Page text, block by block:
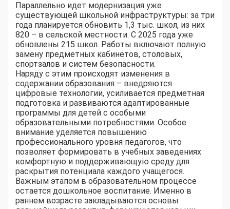
Параллельно идет модернизация уже
существующей школьной инфраструктуры: за три
года планируется обновить 1,3 тыс. школ, из них
820 – в сельской местности. С 2025 года уже
обновлены 215 школ. Работы включают полную
замену предметных кабинетов, столовых,
спортзалов и систем безопасности.
Наряду с этим происходят изменения в
содержании образования – внедряются
цифровые технологии, усиливается предметная
подготовка и развиваются адаптированные
программы для детей с особыми
образовательными потребностями. Особое
внимание уделяется повышению
профессионального уровня педагогов, что
позволяет формировать в учебных заведениях
комфортную и поддерживающую среду для
раскрытия потенциала каждого учащегося.
Важным этапом в образовательном процессе
остается дошкольное воспитание. Именно в
раннем возрасте закладываются основы